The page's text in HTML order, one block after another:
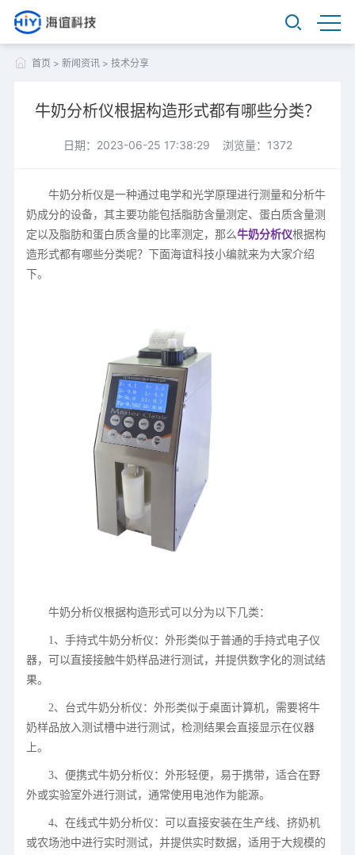
首页 > 新闻资讯> 技术分享
牛奶分析仪根据构造形式都有哪些分类？
日期：2023-06-25 17:38:29 浏览量：1372
牛奶分析仪是一种通过电学和光学原理进行测量和分析牛
奶成分的设备，其主要功能包括脂肪含量测定、蛋白质含量测
定以及脂肪和蛋白质含量的比率测定，那么牛奶分析仪根据构
造形式都有哪些分类呢？下面海谊科技小编就来为大家介绍
下。
牛奶分析仪根据构造形式可以分为以下几类：
1、手持式牛奶分析仪：外形类似于普通的手持式电子仪
器，可以直接接触牛奶样品进行测试，并提供数字化的测试结
果。
2、台式牛奶分析仪：外形类似于桌面计算机，需要将牛
奶样品放入测试槽中进行测试，检测结果会直接显示在仪器
上。
3、便携式牛奶分析仪：外形轻便，易于携带，适合在野
外或实验室外进行测试，通常使用电池作为能源。
4、在线式牛奶分析仪：可以直接安装在生产线、挤奶机
或农场池中进行实时测试，并提供实时数据， 适用于大规模的